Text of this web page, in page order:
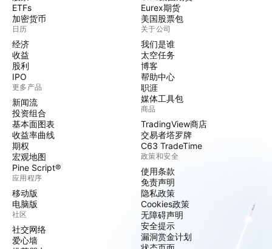
ETFs
加密货币
日历
经济
收益
股利
IPO
更多产品
新闻流
投资组合
基本面图表
收益率曲线
期权
宏观地图
Pine Script®
应用程序
移动版
电脑版
社区
社交网络
爱心墙
Eurex期货
美国股票包
关于公司
我们是谁
太空任务
博客
帮助中心
职涯
媒体工具包
商品
TradingView商店
交易者塔罗牌
C63 TradeTime
政策和安全
使用条款
免责声明
隐私政策
Cookies政策
无障碍声明
安全提示
漏洞赏金计划